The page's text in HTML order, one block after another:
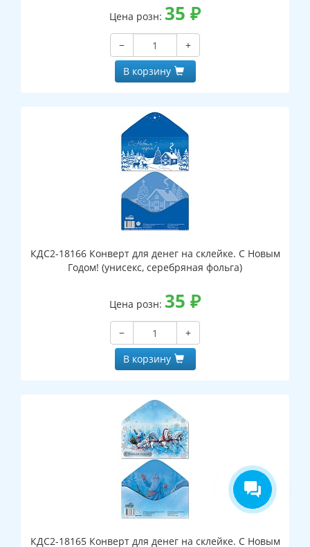
Цена розн: 35 ₽
−
+
В корзину
КДС2-18166 Конверт для денег на склейке. С Новым
Годом! (унисекс, серебряная фольга)
Цена розн: 35 ₽
−
+
В корзину
КДС2-18165 Конверт для денег на склейке. С Новым